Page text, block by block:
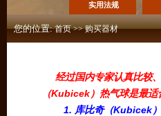
实用法规
您的位置:首页>>购买器材
经过国内专家认真比较、
（Kubicek）热气球是最
1. 库比奇（Kubicek